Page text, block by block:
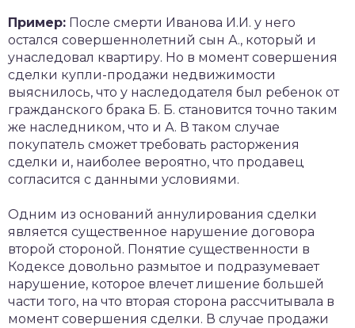
Пример: После смерти Иванова И.И. у него
остался совершеннолетний сын А., который и
унаследовал квартиру. Но в момент совершения
сделки купли-продажи недвижимости
выяснилось, что у наследодателя был ребенок от
гражданского брака Б. Б. становится точно таким
же наследником, что и А. В таком случае
покупатель сможет требовать расторжения
сделки и, наиболее вероятно, что продавец
согласится с данными условиями.
Одним из оснований аннулирования сделки
является существенное нарушение договора
второй стороной. Понятие существенности в
Кодексе довольно размытое и подразумевает
нарушение, которое влечет лишение большей
части того, на что вторая сторона рассчитывала в
момент совершения сделки. В случае продажи